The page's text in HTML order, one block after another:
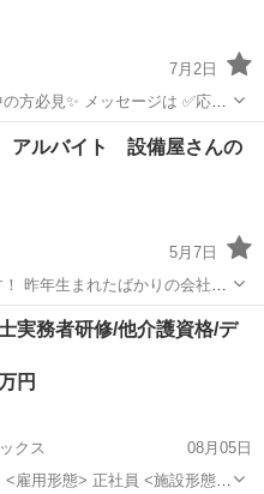
7月2日
方必見✨ メッセージは ✅応募
製造
シンオペレーター業務をお任せ
アルバイト 設備屋さんの
5月7日
昨年生まれたばかりの会社で
他
実務者研修/他介護資格/デ
円
クス
08月05日
<雇用形態> 正社員 <施設形態>